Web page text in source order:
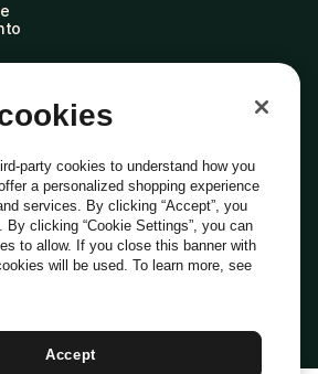
CookiePreferenze Cookie
e Condizioni
Italiano
party cookies to understand how you
a personalized shopping experience
services. By clicking “Accept”, you
By clicking “Cookie Settings”, you can
to allow. If you close this banner with
will be used. To learn more, see
Accept